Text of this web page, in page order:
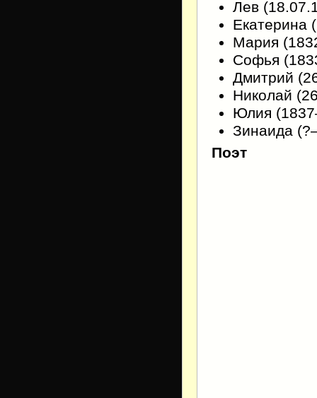
Лев
Екатерина
Мария
Софья
Дмитрий
Николай
Юлия
Зинаида
Поэт